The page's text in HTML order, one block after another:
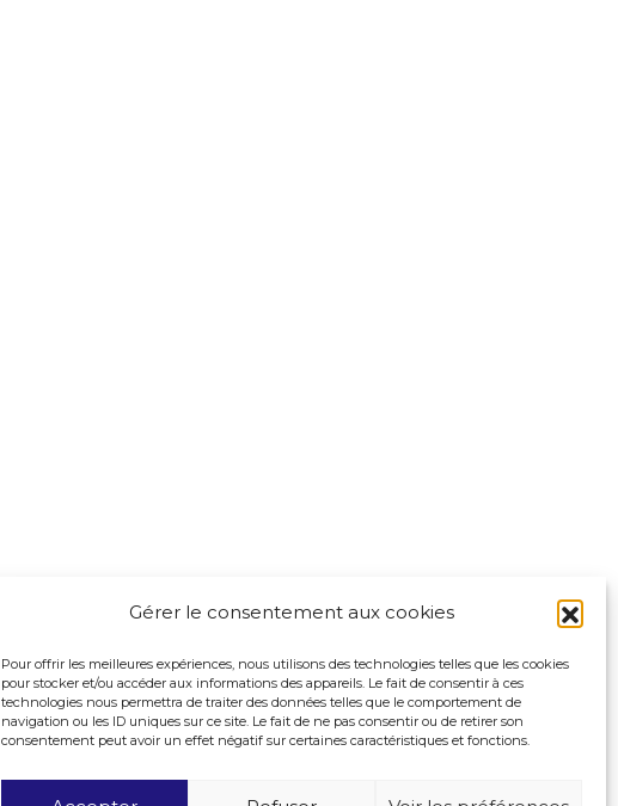
Gérer le consentement aux cookies
Pour offrir les meilleures expériences, nous utilisons des technologies telles que les cookies
pour stocker et/ou accéder aux informations des appareils. Le fait de consentir à ces
technologies nous permettra de traiter des données telles que le comportement de
navigation ou les ID uniques sur ce site. Le fait de ne pas consentir ou de retirer son
consentement peut avoir un effet négatif sur certaines caractéristiques et fonctions.